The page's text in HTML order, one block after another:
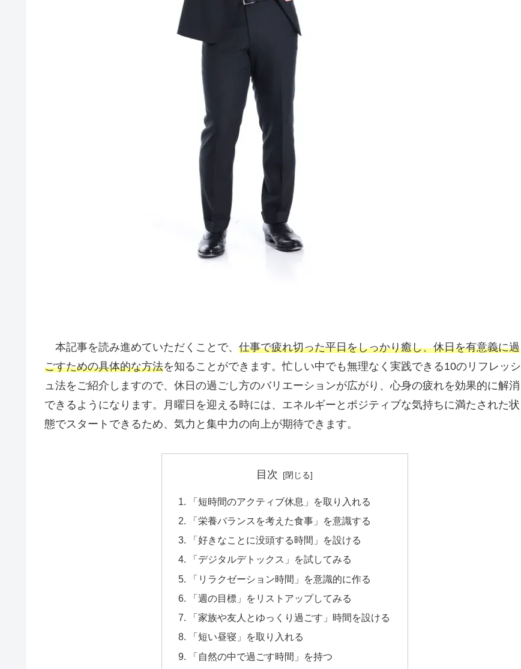
本記事を読み進めていただくことで、 仕事で疲れ切った平日をしっかり癒し、休日を有意義に過
ごすための具体的な方法を知ることができます。忙しい中でも無理なく実践できる10のリフレッシ
ュ法をご紹介しますので、休日の過ごし方のバリエーションが広がり、心身の疲れを効果的に解消
できるようになります。月曜日を迎える時には、エネルギーとポジティブな気持ちに満たされた状
態でスタートできるため、気力と集中力の向上が期待できます。
目次
「短時間のアクティブ休息」を取り入れる
「栄養バランスを考えた食事」を意識する
「好きなことに没頭する時間」を設ける
「デジタルデトックス」を試してみる
「リラクゼーション時間」を意識的に作る
「週の目標」をリストアップしてみる
「家族や友人とゆっくり過ごす」時間を設ける
「短い昼寝」を取り入れる
「自然の中で過ごす時間」を持つ